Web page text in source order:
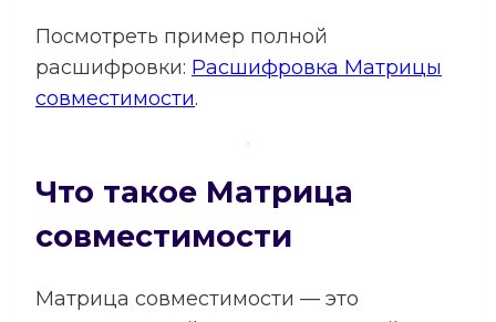
Посмотреть пример полной
расшифровки: Расшифровка Матрицы
совместимости.
Что такое Матрица
совместимости
Матрица совместимости — это